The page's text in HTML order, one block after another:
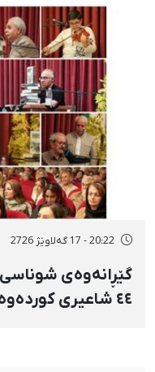
لە دژی
20:22 - 17 گەلاوێژ 2726
گێڕانەوەی
٤٤ شاعیری